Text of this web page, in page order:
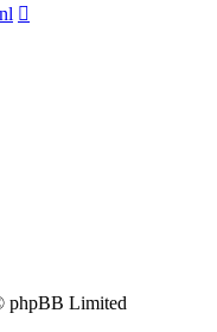
phpBB Limited